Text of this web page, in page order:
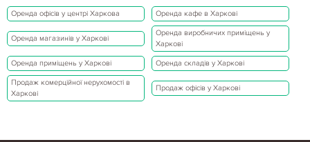
Оренда офісів у центрі Харкова Оренда кафе в Харкові
Оренда магазинів у Харкові
Оренда виробничих приміщень у
Харкові
Оренда приміщень у Харкові Оренда складів у Харкові
Продаж комерційної нерухомості в
Харкові
Продаж офісів у Харкові